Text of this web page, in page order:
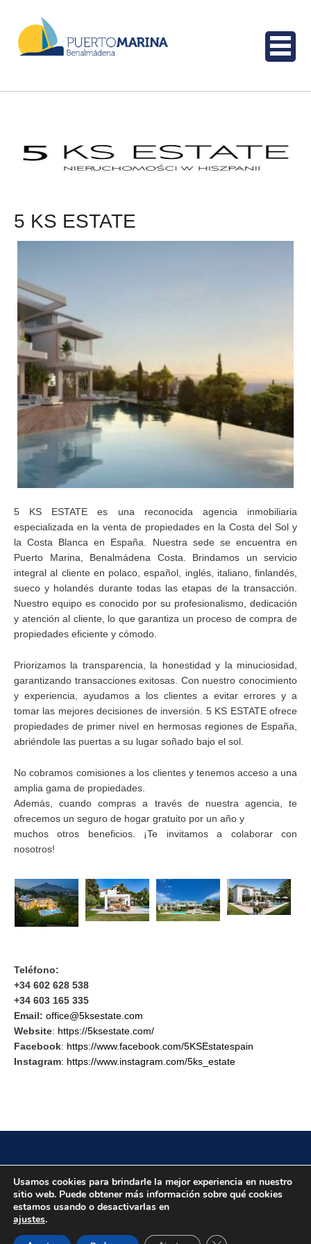
5 KS ESTATE
5 KS ESTATE es una reconocida agencia inmobiliaria
especializada en la venta de propiedades en la Costa del Sol y
la Costa Blanca en España. Nuestra sede se encuentra en
Puerto Marina, Benalmádena Costa. Brindamos un servicio
integral al cliente en polaco, español, inglés, italiano, finlandés,
sueco y holandés durante todas las etapas de la transacción.
Nuestro equipo es conocido por su profesionalismo, dedicación
y atención al cliente, lo que garantiza un proceso de compra de
propiedades eficiente y cómodo.
Priorizamos la transparencia, la honestidad y la minuciosidad,
garantizando transacciones exitosas. Con nuestro conocimiento
y experiencia, ayudamos a los clientes a evitar errores y a
tomar las mejores decisiones de inversión. 5 KS ESTATE ofrece
propiedades de primer nivel en hermosas regiones de España,
abriéndole las puertas a su lugar soñado bajo el sol.
No cobramos comisiones a los clientes y tenemos acceso a una
amplia gama de propiedades.
Además, cuando compras a través de nuestra agencia, te
ofrecemos un seguro de hogar gratuito por un año y
muchos otros beneficios. ¡Te invitamos a colaborar con
nosotros!
Teléfono:
+34 602 628 538
+34 603 165 335
Email: office@5ksestate.com
Website: https://5ksestate.com/
Facebook: https://www.facebook.com/5KSEstatespain
Instagram: https://www.instagram.com/5ks_estate
Localidad
Usamos cookies para brindarle la mejor experiencia en nuestro
sitio web. Puede obtener más información sobre qué cookies
estamos usando o desactivarlas en
ajustes.